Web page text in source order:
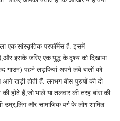
एक सांस्कृतिक परफॉर्मेंस है. इसमें
इसके जरिए एक युद्ध के दृश्य को दिखाया
गाउन) पहने लड़कियां अपने लंबे बालों को
खड़ी होती हैं. लगभग बीस पुरुषों की दो
होते हैं,जो भाले या तलवार की तरह बांस की
और सामाजिक वर्ग के लोग शामिल